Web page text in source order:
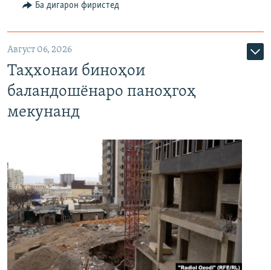
Ба дигарон фиристед
Август 06, 2026
Таҳхонаи биноҳои
баландошёнаро паноҳгоҳ
мекунанд